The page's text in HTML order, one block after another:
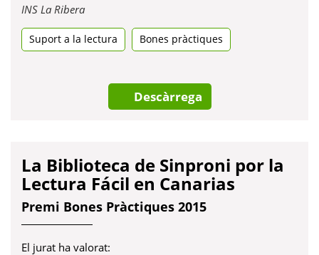
INS La RiberaObre
una
pestanya
Suport a la lectura Bones pràctiques
Descàrrega
La Biblioteca de Sinproni por la
Lectura Fácil en Canarias
Premi Bones Pràctiques 2015
El jurat ha valorat: